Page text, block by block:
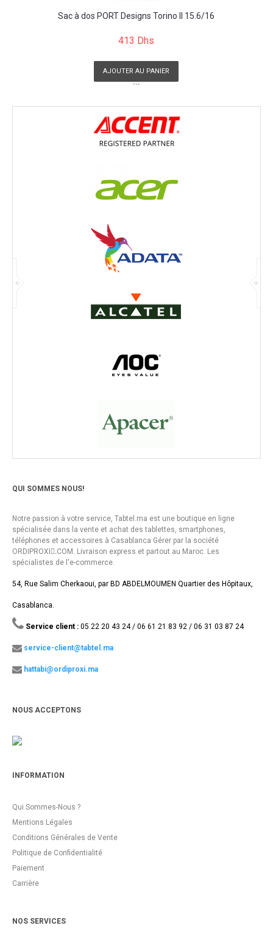
Sac à dos PORT Designs Torino II 15.6/16
413 Dhs
AJOUTER AU PANIER
```
QUI SOMMES NOUS!
Notre passion à votre service, Tabtel.ma est une boutique en ligne
spécialisée dans la vente et achat des tablettes, smartphones,
téléphones et accessoires à Casablanca Gérer par la société
ORDIPROXI.ِCOM. Livraison express et partout au Maroc. Les
spécialistes de l'e-commerce.
54, Rue Salim Cherkaoui, par BD ABDELMOUMEN Quartier des Hôpitaux,
Casablanca.
Service client : 05 22 20 43 24 / 06 61 21 83 92 / 06 31 03 87 24
service-client@tabtel.ma
hattabi@ordiproxi.ma
NOUS ACCEPTONS
INFORMATION
Qui Sommes-Nous ?
Mentions Légales
Conditions Générales de Vente
Politique de Confidentialité
Paiement
Carrière
NOS SERVICES